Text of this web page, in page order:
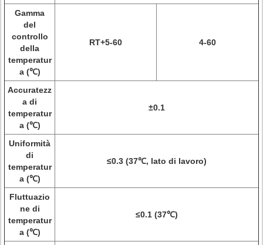
Gamma
del
controllo
della
temperatur
a (℃)
RT+5-60 4-60
Accuratezz
a di
temperatur
a (℃)
±0.1
Uniformità
di
temperatur
a (℃)
≤0.3 (37℃, lato di lavoro)
Fluttuazio
ne di
temperatur
a (℃)
≤0.1 (37℃)